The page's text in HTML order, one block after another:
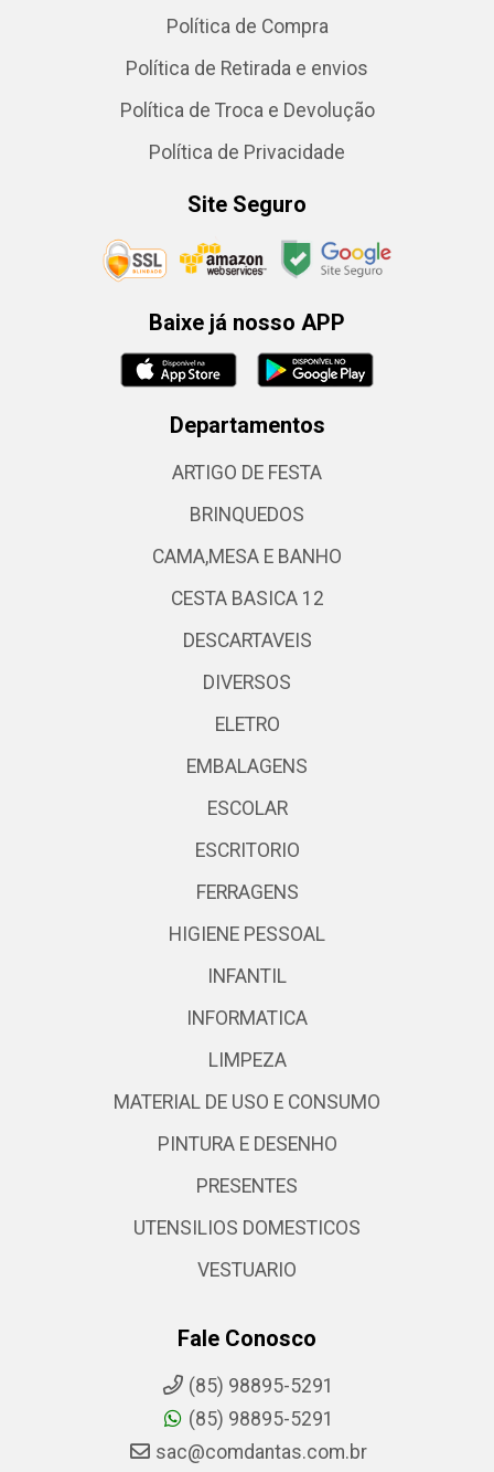
Política de Compra
Política de Retirada e envios
Política de Troca e Devolução
Política de Privacidade
Site Seguro
Baixe já nosso APP
Departamentos
ARTIGO DE FESTA
BRINQUEDOS
CAMA,MESA E BANHO
CESTA BASICA 12
DESCARTAVEIS
DIVERSOS
ELETRO
EMBALAGENS
ESCOLAR
ESCRITORIO
FERRAGENS
HIGIENE PESSOAL
INFANTIL
INFORMATICA
LIMPEZA
MATERIAL DE USO E CONSUMO
PINTURA E DESENHO
PRESENTES
UTENSILIOS DOMESTICOS
VESTUARIO
Fale Conosco
(85) 98895-5291
(85) 98895-5291
sac@comdantas.com.br